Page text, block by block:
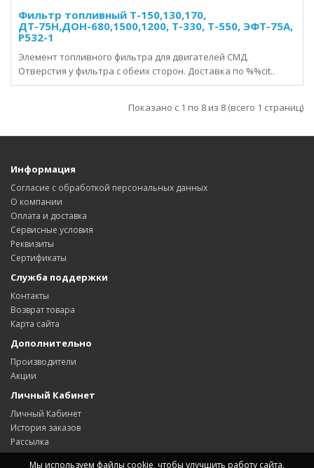
Фильтр топливный Т-150,130,170,
ДТ-75Н,ДОН-680,1500,1200, Т-330, Т-550, ЭФТ-75А,
Р532-1
Элемент топливного фильтра для двигателей СМД.
Отверстия у фильтра с обеих сторон. Доставка по %%cit..
Показано с 1 по 8 из 8 (всего 1 страниц)
Информация
Согласие с обработкой персональных данных
О компании
Оплата и доставка
Сервисные условия
Реквизиты
Сертификаты
Служба поддержки
Контакты
Возврат товара
Карта сайта
Дополнительно
Производители
Акции
Личный Кабинет
Личный Кабинет
История заказов
Рассылка
Мы используем файлы cookie, чтобы улучшить работу сайта.